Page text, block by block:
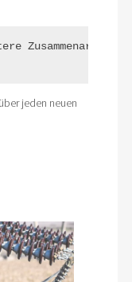
Zusammenarbeit
jeden neuen